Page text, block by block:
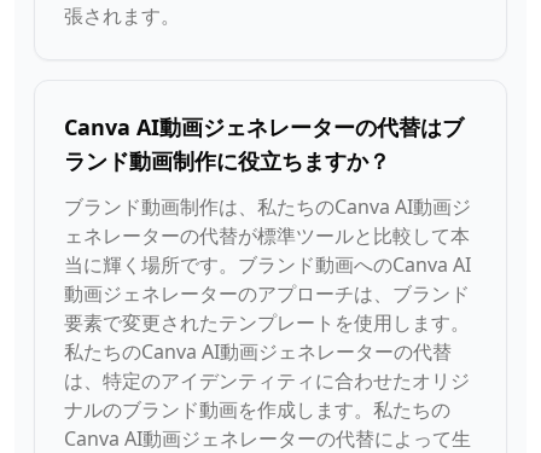
張されます。
Canva AI動画ジェネレーターの代替はブ
ランド動画制作に役立ちますか？
ブランド動画制作は、私たちのCanva AI動画ジ
ェネレーターの代替が標準ツールと比較して本
当に輝く場所です。ブランド動画へのCanva AI
動画ジェネレーターのアプローチは、ブランド
要素で変更されたテンプレートを使用します。
私たちのCanva AI動画ジェネレーターの代替
は、特定のアイデンティティに合わせたオリジ
ナルのブランド動画を作成します。私たちの
Canva AI動画ジェネレーターの代替によって生